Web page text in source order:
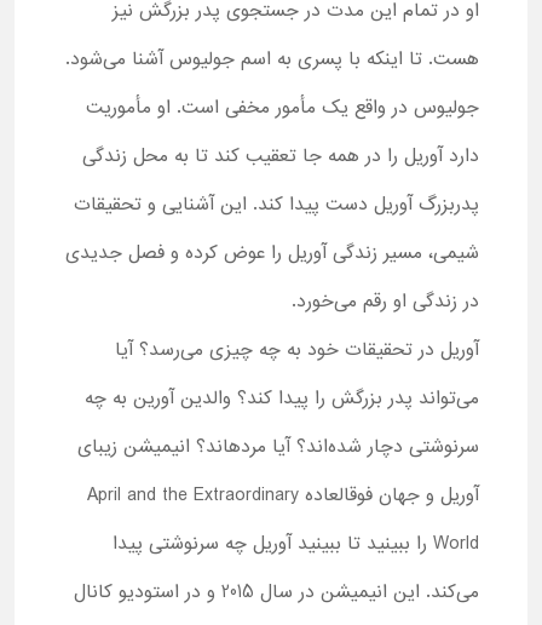
او در تمام این مدت در جستجوی پدر بزرگش نیز
هست. تا اینکه با پسری به اسم جولیوس آشنا می‌شود.
جولیوس در واقع یک مأمور مخفی است. او مأموریت
دارد آوریل را در همه جا تعقیب کند تا به محل زندگی
پدربزرگ آوریل دست پیدا کند. این آشنایی و تحقیقات
شیمی، مسیر زندگی آوریل را عوض کرده و فصل جدیدی
در زندگی او رقم می‌خورد.
آوریل در تحقیقات خود به چه چیزی می‌رسد؟ آیا
می‌تواند پدر بزرگش را پیدا کند؟ والدین آورین به چه
سرنوشتی دچار شده‌اند؟ آیا مرده‎اند؟ انیمیشن زیبای
آوریل و جهان فوق‎العاده April and the Extraordinary
World را ببینید تا ببینید آوریل چه سرنوشتی پیدا
می‌کند. این انیمیشن در سال 2015 و در استودیو کانال